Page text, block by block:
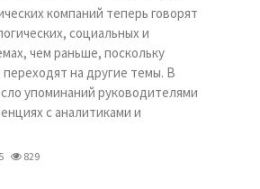
компаний теперь говорят
социальных и
чем раньше, поскольку
на другие темы. В
упоминаний руководителями
с аналитиками и
829